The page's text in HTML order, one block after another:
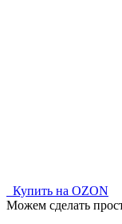
Купить на OZON
Можем сделать